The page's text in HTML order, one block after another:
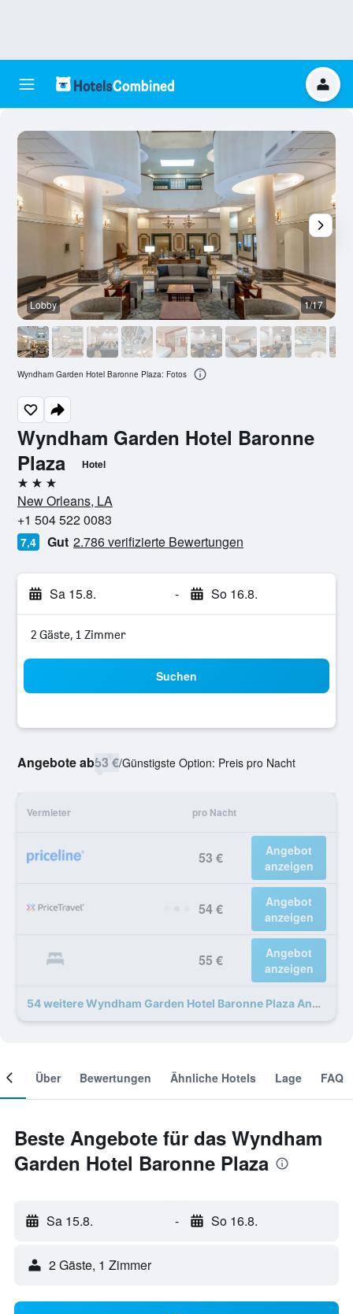
Wyndham Garden Hotel Baronne
Plaza
Hotel
3 Sterne
New Orleans, LA
+1 504 522 0083
7,4 Gut 2.786 verifizierte Bewertungen
Sa 15.8. - So 16.8.
2 Gäste, 1 Zimmer
Suchen
Angebote ab53 €/Günstigste Option: Preis pro Nacht
Vermieter pro Nacht
53 €
Angebot
anzeigen
54 €
Angebot
anzeigen
55 €
Angebot
anzeigen
54 weitere Wyndham Garden Hotel Baronne Plaza Angebote
Lobby 1/17
Wyndham Garden Hotel Baronne Plaza: Fotos
Über Bewertungen Ähnliche Hotels Lage FAQ
Beste Angebote für das Wyndham
Garden Hotel Baronne Plaza
Sa 15.8. - So 16.8.
2 Gäste, 1 Zimmer